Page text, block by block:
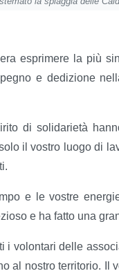
esprimere la più
e dedizione
di solidarietà
il vostro luogo di
e le vostre
e ha fatto una
i volontari delle
al nostro territorio. Il